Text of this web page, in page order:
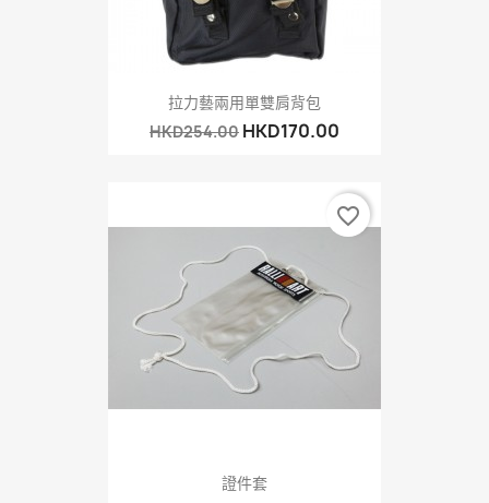
拉力藝兩用單雙肩背包
HKD254.00 HKD170.00
證件套
favorite_border